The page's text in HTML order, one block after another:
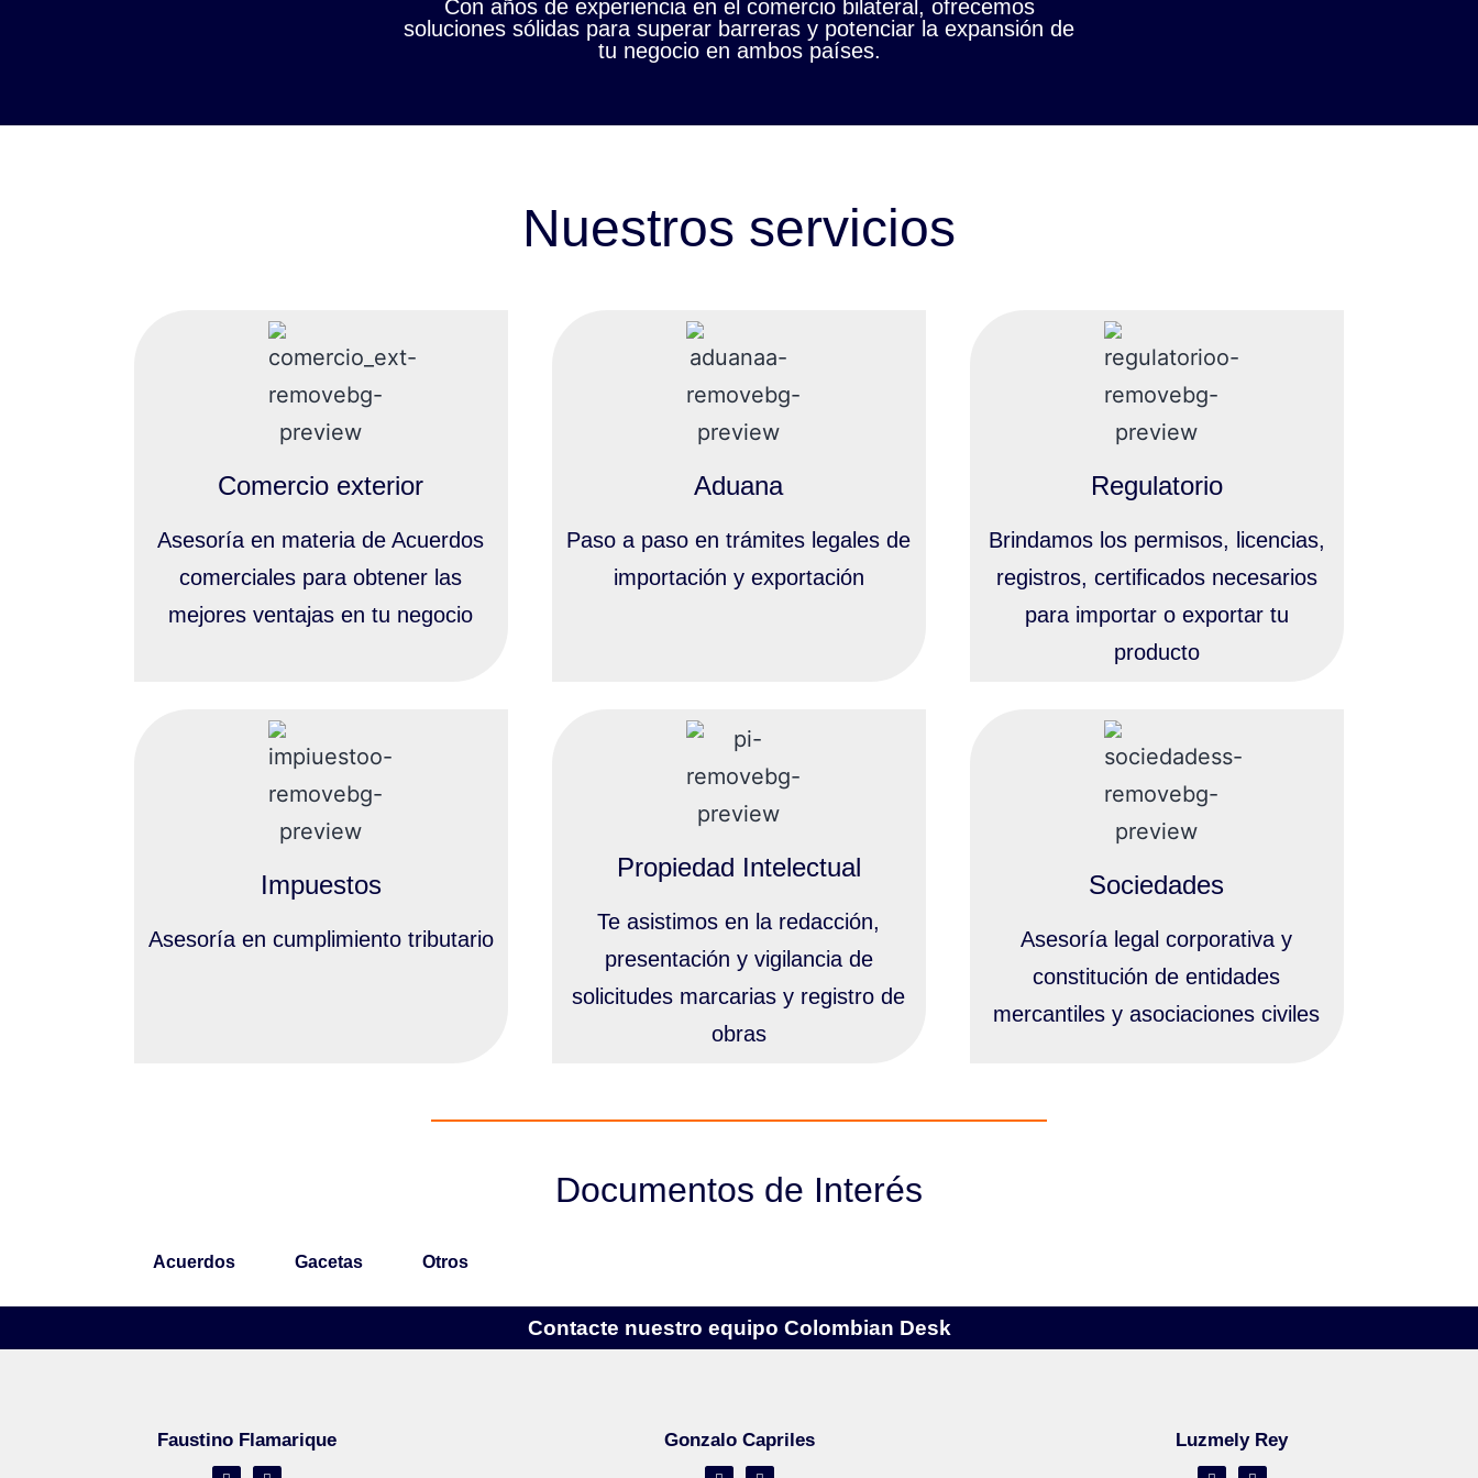
Con años de experiencia en el comercio bilateral, ofrecemos
soluciones sólidas para superar barreras y potenciar la expansión de
tu negocio en ambos países.
Nuestros servicios
Comercio exterior
Asesoría en materia de Acuerdos
comerciales para obtener las
mejores ventajas en tu negocio
Aduana
Paso a paso en trámites legales de
importación y exportación
Regulatorio
Brindamos los permisos, licencias,
registros, certificados necesarios
para importar o exportar tu
producto
Impuestos
Asesoría en cumplimiento tributario
Propiedad Intelectual
Te asistimos en la redacción,
presentación y vigilancia de
solicitudes marcarias y registro de
obras
Sociedades
Asesoría legal corporativa y
constitución de entidades
mercantiles y asociaciones civiles
Documentos de Interés
Acuerdos Gacetas Otros
Contacte nuestro equipo Colombian Desk
Faustino Flamarique Gonzalo Capriles Luzmely Rey